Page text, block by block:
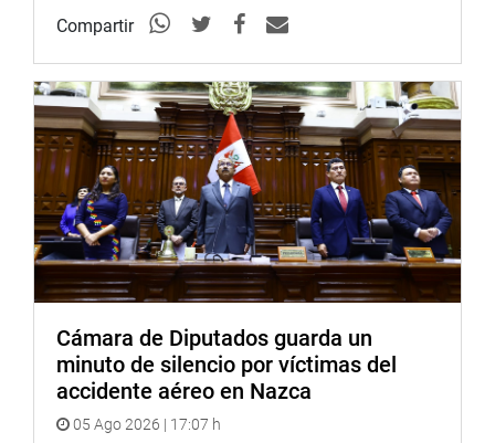
Compartir
Cámara de Diputados guarda un
minuto de silencio por víctimas del
accidente aéreo en Nazca
05 Ago 2026 | 17:07 h